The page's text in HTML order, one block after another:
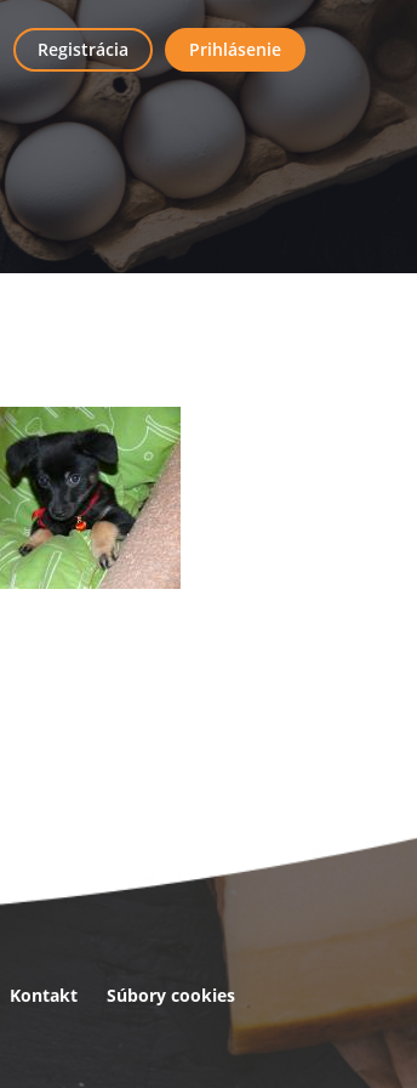
User
account
menu
Registrácia Prihlásenie
Kontakt Súbory cookies